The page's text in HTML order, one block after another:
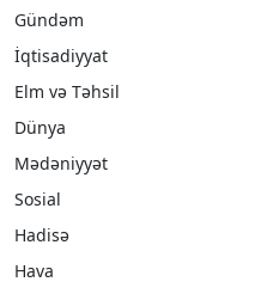
Gündəm
İqtisadiyyat
Elm və Təhsil
Dünya
Mədəniyyət
Sosial
Hadisə
Hava